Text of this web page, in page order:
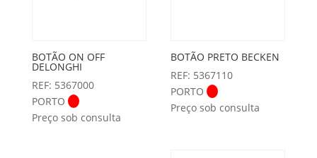
BOTÃO ON OFF
DELONGHI
REF: 5367000
PORTO
Preço sob consulta
BOTÃO PRETO BECKEN
REF: 5367110
PORTO
Preço sob consulta